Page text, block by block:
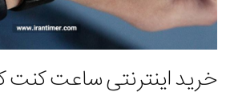
خرید اینترنتی ساعت کنت